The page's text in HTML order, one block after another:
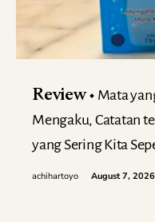
Review
Mata
Mengaku, Catatan
yang Sering Kita
achihartoyo August 7, 2026